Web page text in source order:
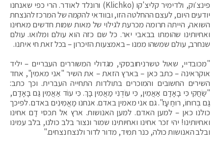
פינצ׳וק, ולדימיר קליצ'קו (Klichko) ורונלד לאודר. הרי כפי שאנחנו
יודעים היום, לעצם ההחלטה הזו, ובוודאי להקמה של המרכז להנצחת
השואה, הייתה תרומה מכרעת לגילוי של מאות שמות חדשים מאחינו
ואחיותינו שהומתו בבאבי יאר. כל שם כזה הוא עולם ומלואו. עולם
שנחרב, עולם שמשהו ממנו – באמצעות הזיכרון – בכל זאת חי איתנו.
"מכובדיי, שאול טשרניחובסקי, מגדולי המשוררים העבריים – יליד
אוקראינה – כתב כאן – בארץ הזאת – את השיר "אני מאמין", אחד
השירים החשובים והמוכרים בתולדות התחייה העברית. וכך כתב:
"שַׂחֲקִי כִּי בָאָדָם אַאֲמִין, כִּי עוֹדֶנִּי מַאֲמִין בָּךְ. כִּי עוֹד אַאֲמִין גַּם בָּאָדָם,
גַּם בְּרוּחוֹ, רוּחַ עָז". גם אני מאמין באדם. אנחנו מַאֲמִינִים באדם. לפיכך
כולנו כאן – למען האדם. למען האנושות. ארץ אל תכסי דָם אחינו
ואחיותינו! יהי זכר אחינו ואחיותינו שמור ונצור בלב כולנו, בלב עמינו
ובלב האנושות כולה, כנר תמיד, מדור לדור ולנצח נצחים."